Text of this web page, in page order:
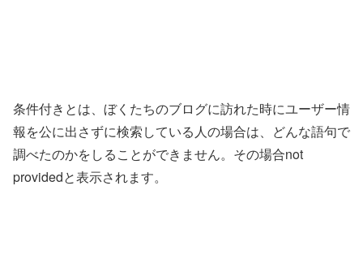
条件付きとは、ぼくたちのブログに訪れた時にユーザー情
報を公に出さずに検索している人の場合は、どんな語句で
調べたのかをしることができません。その場合not
providedと表示されます。